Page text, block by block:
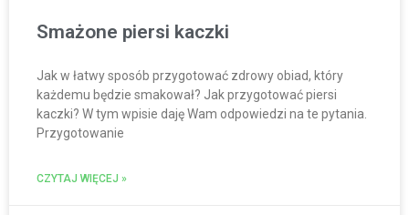
Smażone piersi kaczki
Jak w łatwy sposób przygotować zdrowy obiad, który
każdemu będzie smakował? Jak przygotować piersi
kaczki? W tym wpisie daję Wam odpowiedzi na te pytania.
Przygotowanie
CZYTAJ WIĘCEJ »